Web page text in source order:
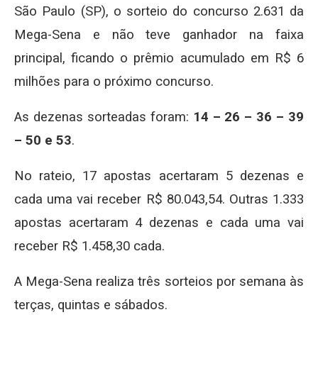
São Paulo (SP), o sorteio do concurso 2.631 da
Mega-Sena e não teve ganhador na faixa
principal, ficando o prêmio acumulado em R$ 6
milhões para o próximo concurso.
As dezenas sorteadas foram: 14 – 26 – 36 – 39
– 50 e 53.
No rateio, 17 apostas acertaram 5 dezenas e
cada uma vai receber R$ 80.043,54. Outras 1.333
apostas acertaram 4 dezenas e cada uma vai
receber R$ 1.458,30 cada.
A Mega-Sena realiza três sorteios por semana às
terças, quintas e sábados.